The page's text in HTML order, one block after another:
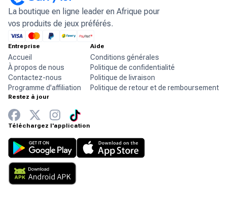
La boutique en ligne leader en Afrique pour
vos produits de jeux préférés.
Entreprise
Accueil
À propos de nous
Contactez-nous
Programme d'affiliation
Aide
Conditions générales
Politique de confidentialité
Politique de livraison
Politique de retour et de remboursement
Restez à jour
Téléchargez l'application